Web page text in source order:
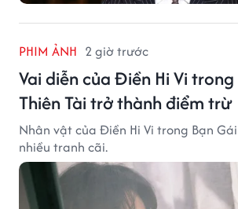
PHIM ẢNH 2 giờ trước
Vai diễn của Điền Hi Vi
Thiên Tài trở thành điểm trừ
Nhân vật của Điền Hi Vi trong Bạn
nhiều tranh cãi.